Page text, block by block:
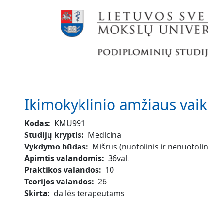
Ikimokyklinio amžiaus
Kodas
KMU991
Studijų kryptis
Medicina
Vykdymo būdas
Mišrus (nuotolinis ir
Apimtis valandomis 36val.
Praktikos valandos
10
Teorijos valandos 26
Skirta
dailės terapeutams